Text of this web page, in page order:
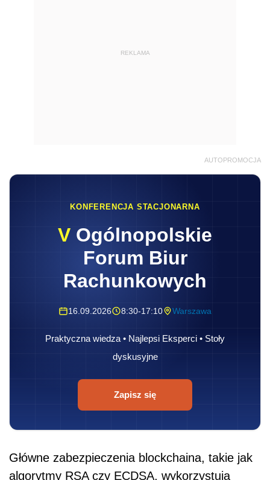
REKLAMA
AUTOPROMOCJA
KONFERENCJA STACJONARNA
V Ogólnopolskie
Forum Biur
Rachunkowych
16.09.2026 8:30-17:10 Warszawa
Praktyczna wiedza • Najlepsi Eksperci • Stoły
dyskusyjne
Zapisz się
Główne zabezpieczenia blockchaina, takie jak
algorytmy RSA czy ECDSA, wykorzystują